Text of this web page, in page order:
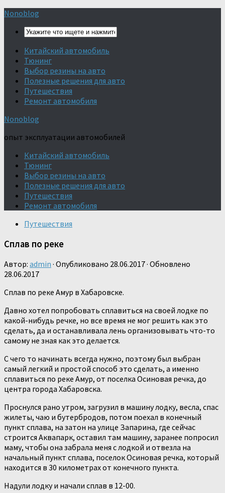
Nonoblog
Китайский автомобиль
Тюнинг
Выбор резины на авто
Полезные решения для авто
Путешествия
Ремонт автомобиля
Nonoblog
опыт эксплуатации автомобилей
Китайский автомобиль
Тюнинг
Выбор резины на авто
Полезные решения для авто
Путешествия
Ремонт автомобиля
Путешествия
Сплав по реке
Автор: admin · Опубликовано 28.06.2017· Обновлено
28.06.2017
Сплав по реке Амур в Хабаровске.
Давно хотел попробовать сплавиться на своей лодке по
какой-нибудь речке, но все время не мог решить как это
сделать, да и останавливала лень организовывать что-то
самому не зная как это делается.
С чего то начинать всегда нужно, поэтому был выбран
самый легкий и простой способ это сделать, а именно
сплавиться по реке Амур, от поселка Осиновая речка, до
центра города Хабаровска.
Проснулся рано утром, загрузил в машину лодку, весла, спас
жилеты, чаю и бутербродов, потом поехал в конечный
пункт сплава, на затон на улице Запарина, где сейчас
строится Аквапарк, оставил там машину, заранее попросил
маму, чтобы она забрала меня с лодкой и отвезла на
начальный пункт сплава, поселок Осиновая речка, который
находится в 30 километрах от конечного пункта.
Надули лодку и начали сплав в 12-00.